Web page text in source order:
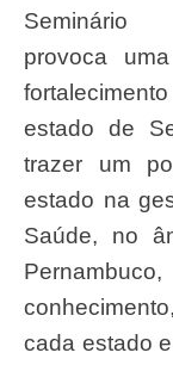
Seminário
provoca
estado de
trazer um
estado na
Saúde, no
cada estado